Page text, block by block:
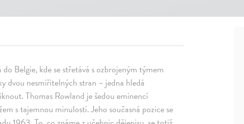
Belgie, kde se střetává s ozbrojeným týmem
dvou nesmiřitelných stran – jedna hledá
Thomas Rowland je šedou eminencí
s tajemnou minulostí. Jeho současná pozice se